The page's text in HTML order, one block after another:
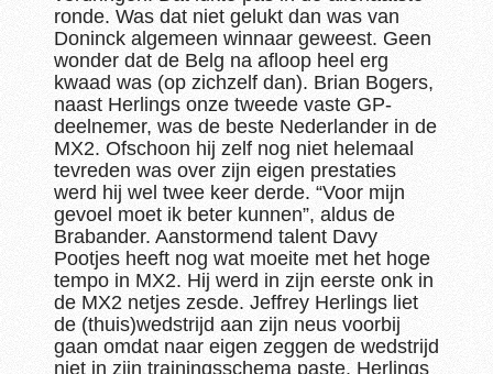
ronde. Was dat niet gelukt dan was van
Doninck algemeen winnaar geweest. Geen
wonder dat de Belg na afloop heel erg
kwaad was (op zichzelf dan). Brian Bogers,
naast Herlings onze tweede vaste GP-
deelnemer, was de beste Nederlander in de
MX2. Ofschoon hij zelf nog niet helemaal
tevreden was over zijn eigen prestaties
werd hij wel twee keer derde. “Voor mijn
gevoel moet ik beter kunnen”, aldus de
Brabander. Aanstormend talent Davy
Pootjes heeft nog wat moeite met het hoge
tempo in MX2. Hij werd in zijn eerste onk in
de MX2 netjes zesde. Jeffrey Herlings liet
de (thuis)wedstrijd aan zijn neus voorbij
gaan omdat naar eigen zeggen de wedstrijd
niet in zijn trainingsschema paste. Herlings